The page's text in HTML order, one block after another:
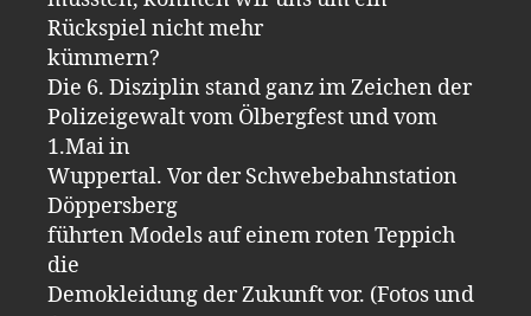
Rückspiel nicht mehr
kümmern?
Die 6. Disziplin stand ganz im Zeichen der
Polizeigewalt vom Ölbergfest und vom
1.Mai in
Wuppertal. Vor der Schwebebahnstation
Döppersberg
führten Models auf einem roten Teppich
die
Demokleidung der Zukunft vor. (Fotos und